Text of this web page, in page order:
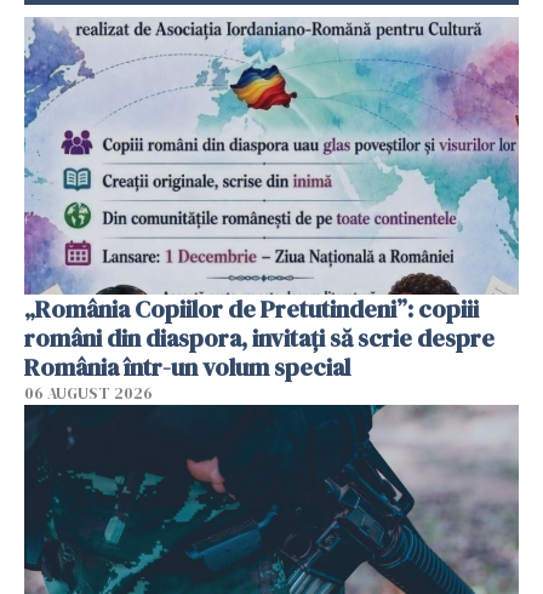
„România Copiilor de Pretutindeni”: copiii
români din diaspora, invitați să scrie despre
România într-un volum special
06 AUGUST 2026